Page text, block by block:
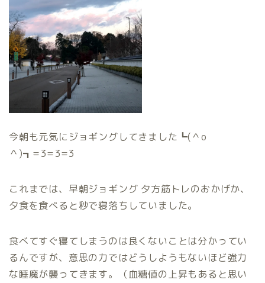
今朝も元気にジョギングしてきました┗(＾o
＾)┓ =3=3=3
これまでは、早朝ジョギング 夕方筋トレのおかげか、
夕食を食べると秒で寝落ちしていました。
食べてすぐ寝てしまうのは良くないことは分かってい
るんですが、意思の力ではどうしようもないほど強力
な睡魔が襲ってきます。（血糖値の上昇もあると思い